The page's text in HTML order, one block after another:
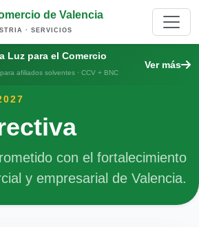
de Valencia
· SERVICIOS
Luz para el Comercio
afiliados solventes · CCV + BNC
Ver más
con el fortalecimiento
y empresarial de Valencia.